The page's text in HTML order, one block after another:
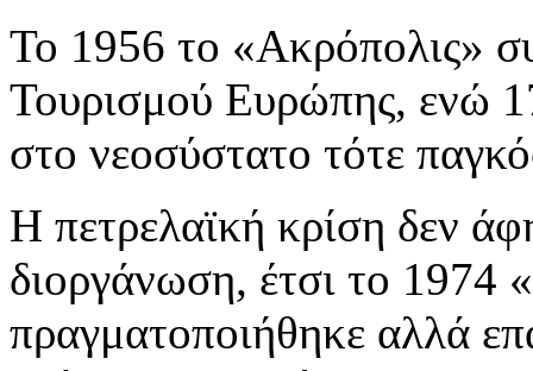
Το 1956 το «Ακρόπολις»
Τουρισμού Ευρώπης, ενώ
στο νεοσύστατο τότε
Η πετρελαϊκή κρίση δεν
διοργάνωση, έτσι το
πραγματοποιήθηκε αλλά